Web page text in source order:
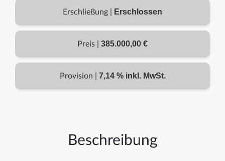
Erschließung | Erschlossen
Preis | 385.000,00 €
Provision | 7,14 % inkl. MwSt.
Beschreibung